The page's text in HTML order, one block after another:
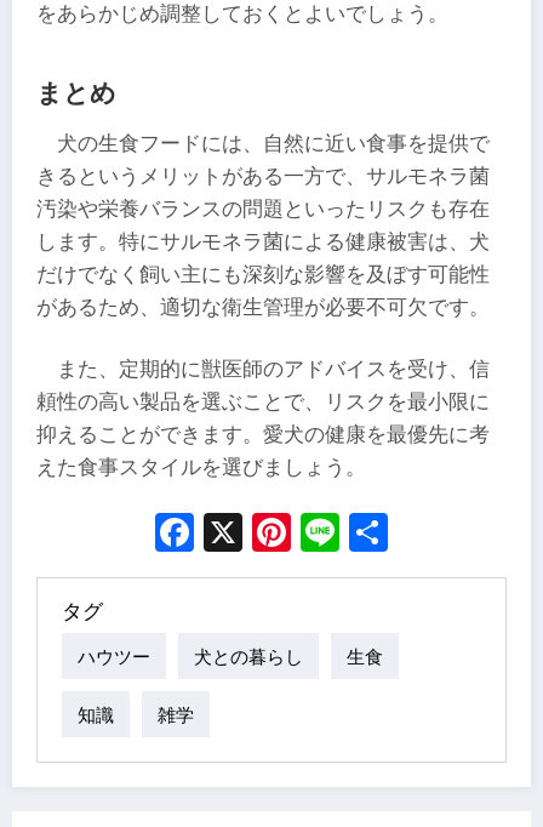
をあらかじめ調整しておくとよいでしょう。
まとめ
犬の生食フードには、自然に近い食事を提供で
きるというメリットがある一方で、サルモネラ菌
汚染や栄養バランスの問題といったリスクも存在
します。特にサルモネラ菌による健康被害は、犬
だけでなく飼い主にも深刻な影響を及ぼす可能性
があるため、適切な衛生管理が必要不可欠です。
また、定期的に獣医師のアドバイスを受け、信
頼性の高い製品を選ぶことで、リスクを最小限に
抑えることができます。愛犬の健康を最優先に考
えた食事スタイルを選びましょう。
Facebook
X Pinterest
Line
タグ
ハウツー 犬との暮らし 生食
知識 雑学